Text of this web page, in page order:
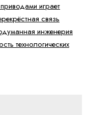
играет
связь
инженерия
технологических